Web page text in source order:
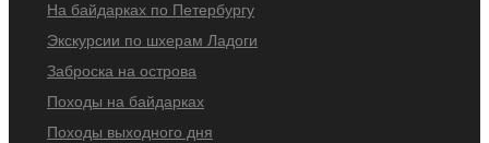
На байдарках по Петербургу
Экскурсии по шхерам Ладоги
Заброска на острова
Походы на байдарках
Походы выходного дня